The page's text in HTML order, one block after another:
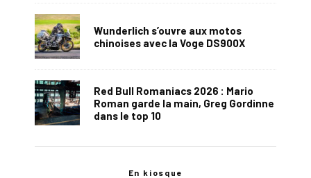
Wunderlich s’ouvre aux motos
chinoises avec la Voge DS900X
Red Bull Romaniacs 2026 : Mario
Roman garde la main, Greg Gordinne
dans le top 10
En kiosque